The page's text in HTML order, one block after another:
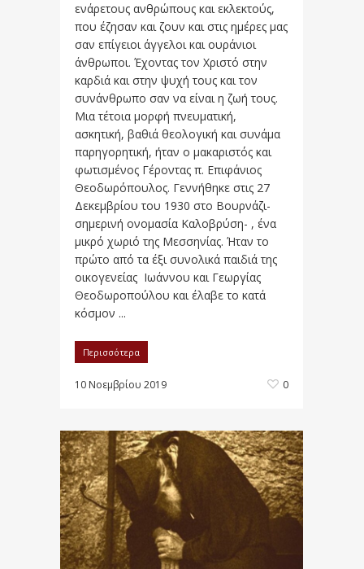
ενάρετους ανθρώπους και εκλεκτούς,
που έζησαν και ζουν και στις ημέρες μας
σαν επίγειοι άγγελοι και ουράνιοι
άνθρωποι. Έχοντας τον Χριστό στην
καρδιά και στην ψυχή τους και τον
συνάνθρωπο σαν να είναι η ζωή τους.
Μια τέτοια μορφή πνευματική,
ασκητική, βαθιά θεολογική και συνάμα
παρηγορητική, ήταν ο μακαριστός και
φωτισμένος Γέροντας π. Επιφάνιος
Θεοδωρόπουλος. Γεννήθηκε στις 27
Δεκεμβρίου του 1930 στο Βουρνάζι-
σημερινή ονομασία Καλοβρύση- , ένα
μικρό χωριό της Μεσσηνίας. Ήταν το
πρώτο από τα έξι συνολικά παιδιά της
οικογενείας Ιωάννου και Γεωργίας
Θεοδωροπούλου και έλαβε το κατά
κόσμον ...
Περισσότερα
10 Νοεμβρίου 2019 0